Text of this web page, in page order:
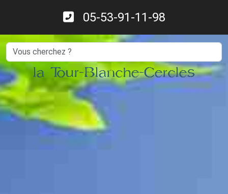
05-53-91-11-98
Search
la Tour-Blanche-Cercles